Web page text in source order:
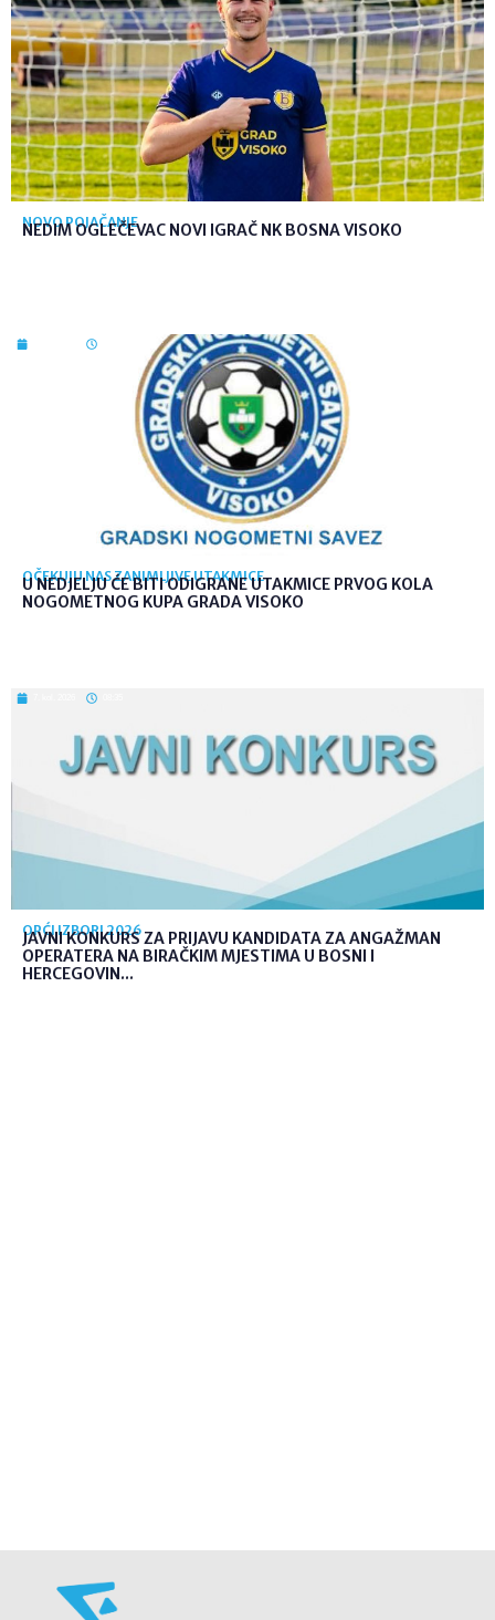
NOVO POJAČANJE
NEDIM OGLEČEVAC NOVI IGRAČ NK BOSNA VISOKO
OČEKUJU NAS ZANIMLJIVE UTAKMICE
U NEDJELJU ĆE BITI ODIGRANE UTAKMICE PRVOG KOLA
NOGOMETNOG KUPA GRADA VISOKO
OPĆI IZBORI 2026
JAVNI KONKURS ZA PRIJAVU KANDIDATA ZA ANGAŽMAN
OPERATERA NA BIRAČKIM MJESTIMA U BOSNI I
HERCEGOVIN...